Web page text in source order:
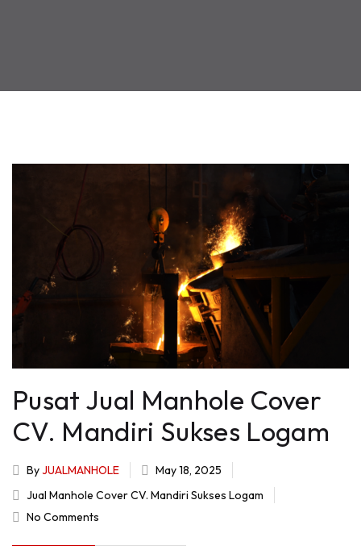
Pusat Jual Manhole Cover
CV. Mandiri Sukses Logam
ByJUALMANHOLE
May 18, 2025
Jual Manhole Cover CV. Mandiri Sukses Logam
No Comments